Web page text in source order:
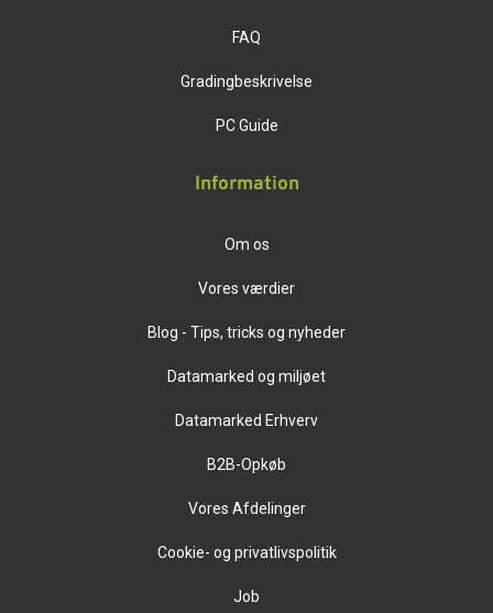
FAQ
Gradingbeskrivelse
PC Guide
Information
Om os
Vores værdier
Blog - Tips, tricks og nyheder
Datamarked og miljøet
Datamarked Erhverv
B2B-Opkøb
Vores Afdelinger
Cookie- og privatlivspolitik
Job